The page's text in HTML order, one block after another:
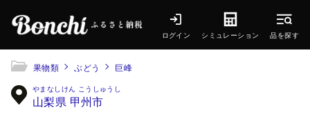
ログイン シミュレーション 品を探す
果物類 ぶどう 巨峰
山梨県 甲州市